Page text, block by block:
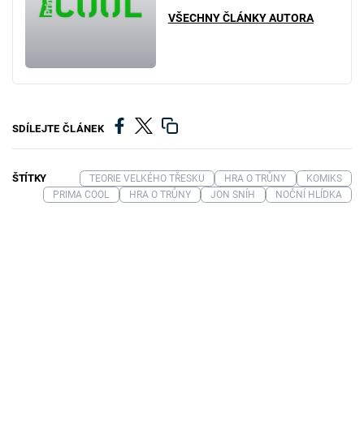
VŠECHNY ČLÁNKY AUTORA
SDÍLEJTE ČLÁNEK
ŠTÍTKY TEORIE VELKÉHO TŘESKU HRA O TRŮNY
KOMIKS
PRIMA COOL
HRA O TRŮNY JON SNÍH NOČNÍ HLÍDKA